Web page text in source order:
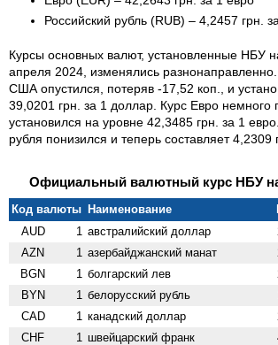
Российский рубль (RUB) – 4,2457 грн.
Курсы основных валют, установленные НБУ
апреля 2024, изменялись
США опустился, потеряв -17,52 коп., и
39,0201 грн. за 1 доллар. Курс Евро немного
установился на уровне 42,3485 грн. за 1
рубля понизился и теперь составляет 4,2309
Официальный валютный курс НБУ на
Код валюты Наименование
AUD
1 австралийский доллар
AZN 1 азербайджанский манат
BGN 1 болгарский лев
BYN 1 белорусский рубль
CAD 1 канадский доллар
CHF 1 швейцарский франк